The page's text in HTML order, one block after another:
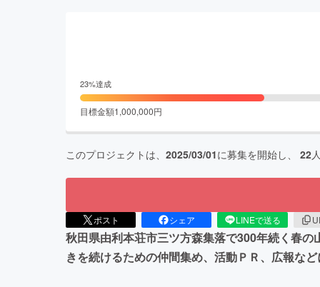
23%達成
目標金額1,000,000円
このプロジェクトは、 2025/03/01に募集を開始し、 22
ポスト シェア LINEで送る
秋田県由利本荘市三ツ方森集落で300年続く春
きを続けるための仲間集め、活動ＰＲ、広報な